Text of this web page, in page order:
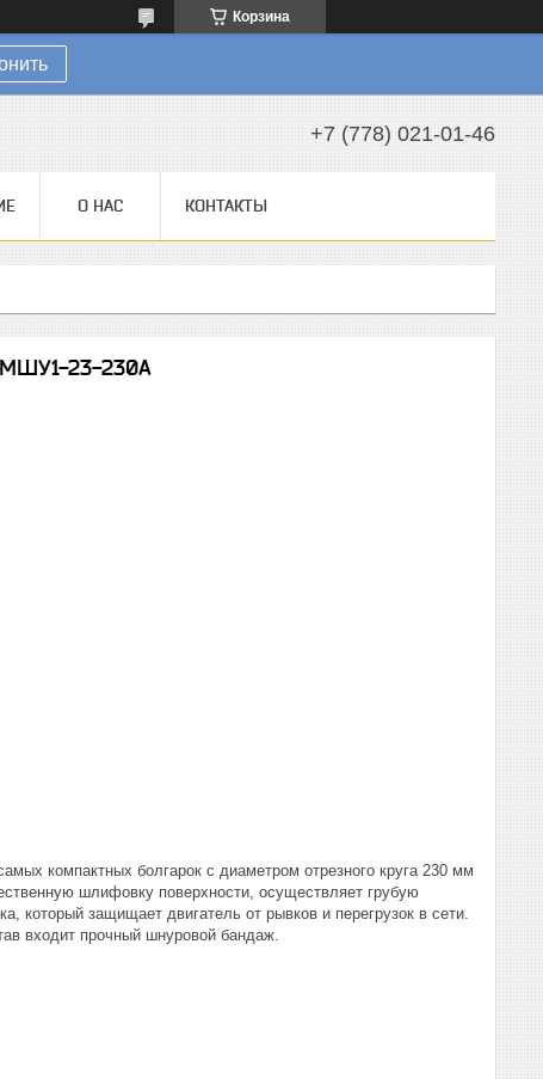
Корзина
+7 (778) 021-01-46
О НАС КОНТАКТЫ
23-230A
компактных болгарок с диаметром отрезного круга 230 мм
шлифовку поверхности, осуществляет грубую
который защищает двигатель от рывков и перегрузок в сети.
входит прочный шнуровой бандаж.